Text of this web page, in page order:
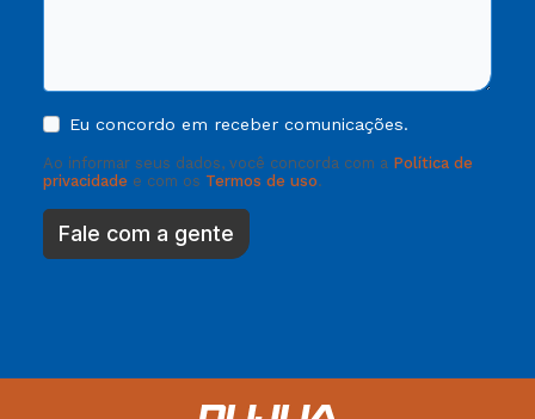
Eu concordo em receber comunicações.
Ao informar seus dados, você concorda com a Política de
privacidade e com os Termos de uso.
Fale com a gente